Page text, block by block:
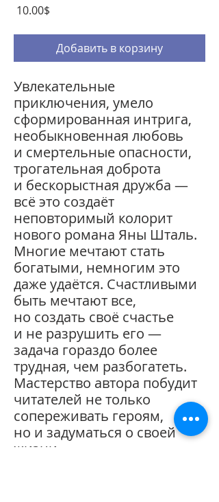
‏10.00 ‏$
Добавить в корзину
Увлекательные
приключения, умело
сформированная интрига,
необыкновенная любовь
и смертельные опасности,
трогательная доброта
и бескорыстная дружба —
всё это создаёт
неповторимый колорит
нового романа Яны Шталь.
Многие мечтают стать
богатыми, немногим это
даже удаётся. Счастливыми
быть мечтают все,
но создать своё счастье
и не разрушить его —
задача гораздо более
трудная, чем разбогатеть.
Мастерство автора побудит
читателей не только
сопереживать героям,
но и задуматься о своей
жизни.